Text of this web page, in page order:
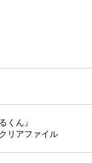
くん』
リアファイル